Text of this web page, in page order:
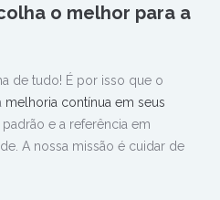
o melhor para a
de tudo! É por isso que o
melhoria contínua em seus
e a referência em
A nossa missão é cuidar de